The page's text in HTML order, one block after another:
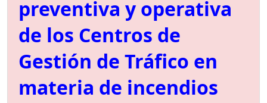
preventiva y operativa
de los Centros de
Gestión de Tráfico en
materia de incendios